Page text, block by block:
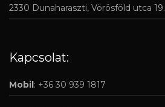
2330 Dunaharaszti, Vörösföld utca 19.
Kapcsolat:
Mobil: +36 30 939 1817